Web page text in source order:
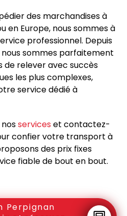
des marchandises à
en Europe, nous sommes à
professionnel. Depuis
sommes parfaitement
relever avec succès
les plus complexes,
service dédié à
services et contactez-
confier votre transport à
des prix fixes
fiable de bout en bout.
Perpignan